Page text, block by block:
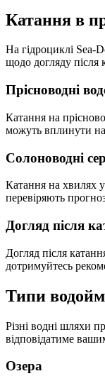
Катання в
На гідроциклі Sea-
щодо догляду після
Прісноводні
Катання на
можуть вплинути
Солоноводні
Катання на хвилях
перевіряють
Догляд після
Догляд після
дотримуйтесь
Типи
Різні водні шляхи
відповідатиме
Озера